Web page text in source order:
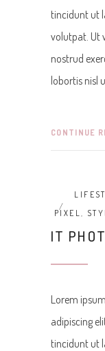
tincidunt ut
volutpat. Ut
nostrud
lobortis nisl
CONTINUE
PIXEL
IT
Lorem
adipiscing
tincidunt ut